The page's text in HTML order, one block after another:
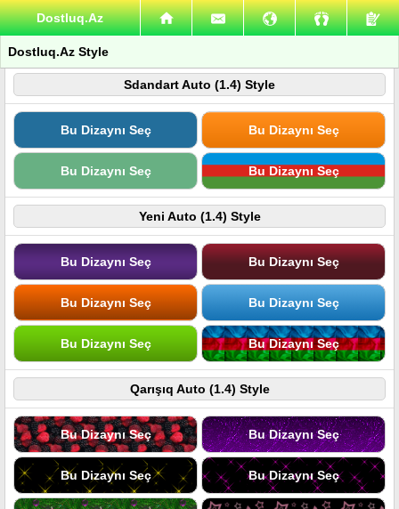
Dostluq.Az
Dostluq.Az Style
Sdandart Auto (1.4) Style
Bu Dizaynı Seç Bu Dizaynı Seç
Bu Dizaynı Seç Bu Dizaynı Seç
Yeni Auto (1.4) Style
Bu Dizaynı Seç Bu Dizaynı Seç
Bu Dizaynı Seç Bu Dizaynı Seç
Bu Dizaynı Seç Bu Dizaynı Seç
Qarışıq Auto (1.4) Style
Bu Dizaynı Seç Bu Dizaynı Seç
Bu Dizaynı Seç Bu Dizaynı Seç